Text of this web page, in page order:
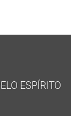
ESPÍRITO